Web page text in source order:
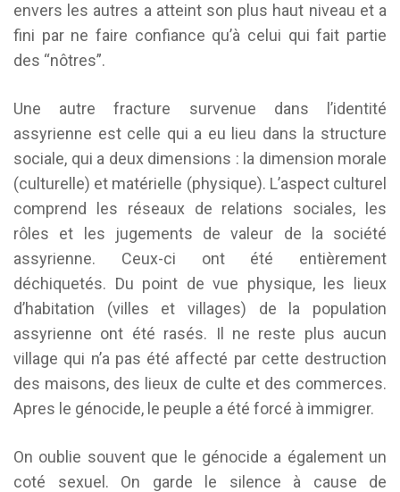
envers les autres a atteint son plus haut niveau et a
fini par ne faire confiance qu’à celui qui fait partie
des “nôtres”.
Une autre fracture survenue dans l’identité
assyrienne est celle qui a eu lieu dans la structure
sociale, qui a deux dimensions : la dimension morale
(culturelle) et matérielle (physique). L’aspect culturel
comprend les réseaux de relations sociales, les
rôles et les jugements de valeur de la société
assyrienne. Ceux-ci ont été entièrement
déchiquetés. Du point de vue physique, les lieux
d’habitation (villes et villages) de la population
assyrienne ont été rasés. Il ne reste plus aucun
village qui n’a pas été affecté par cette destruction
des maisons, des lieux de culte et des commerces.
Apres le génocide, le peuple a été forcé à immigrer.
On oublie souvent que le génocide a également un
coté sexuel. On garde le silence à cause de